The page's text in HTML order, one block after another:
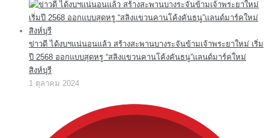
ข่าวดี ได้งบฯแน่นอนแล้ว สร้างสะพานบางระจันข้ามเจ้าพระยาใหม่ เริ่ม
ปี 2568 ออกแบบสุดหรู “สลิงแขวนคานโค้งคันธนู”แลนด์มาร์คใหม่
สิงห์บุรี
1 ตุลาคม 2024